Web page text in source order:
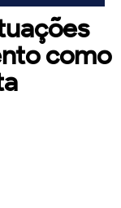
como